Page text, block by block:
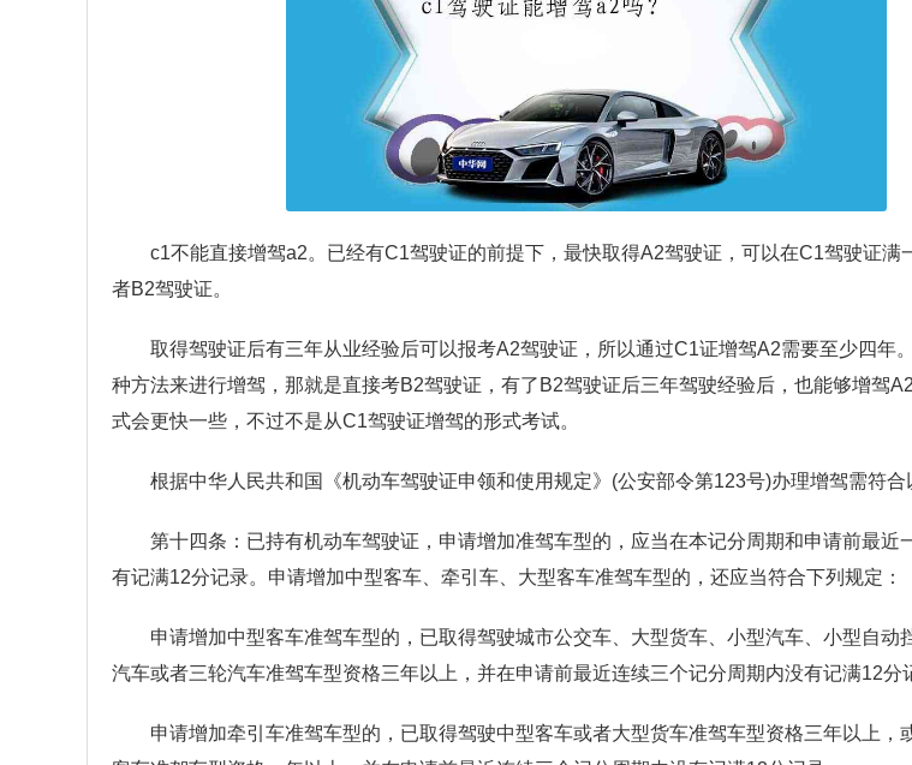
c1不能直接增驾a2。已经有C1驾驶证的前提下，最快取得A2驾驶证，可以在C1驾驶证满
者B2驾驶证。
取得驾驶证后有三年从业经验后可以报考A2驾驶证，所以通过C1证增驾A2需要至少四年
种方法来进行增驾，那就是直接考B2驾驶证，有了B2驾驶证后三年驾驶经验后，也能够增驾
式会更快一些，不过不是从C1驾驶证增驾的形式考试。
根据中华人民共和国《机动车驾驶证申领和使用规定》(公安部令第123号)办理增驾需符合
第十四条：已持有机动车驾驶证，申请增加准驾车型的，应当在本记分周期和申请前最近
有记满12分记录。申请增加中型客车、牵引车、大型客车准驾车型的，还应当符合下列规定：
申请增加中型客车准驾车型的，已取得驾驶城市公交车、大型货车、小型汽车、小型自动
汽车或者三轮汽车准驾车型资格三年以上，并在申请前最近连续三个记分周期内没有记满12分
申请增加牵引车准驾车型的，已取得驾驶中型客车或者大型货车准驾车型资格三年以上，